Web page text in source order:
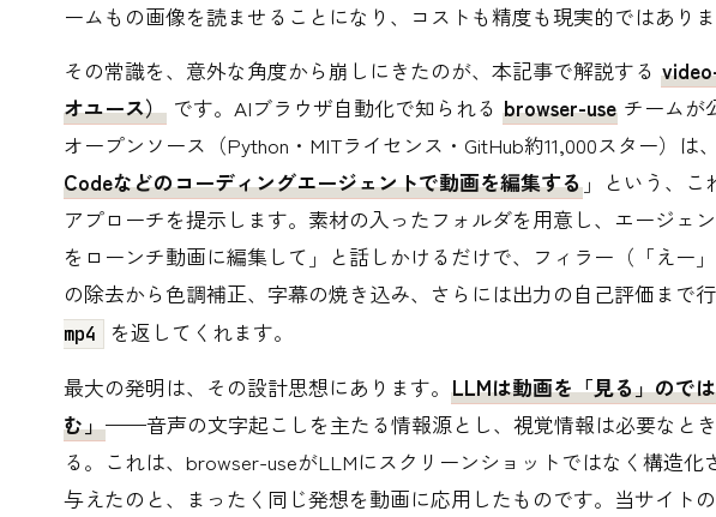
ームもの画像を読ませることになり、コストも精度も現実的ではありま
その常識を、意外な角度から崩しにきたのが、本記事で解説する
オユース） です。AIブラウザ自動化で知られる browser-use チームが
オープンソース（Python・MITライセンス・GitHub約11,000スター）は
Codeなどのコーディングエージェントで動画を編集する 」という、こ
アプローチを提示します。素材の入ったフォルダを用意し、エージェ
をローンチ動画に編集して」と話しかけるだけで、フィラー（「えー」
の除去から色調補正、字幕の焼き込み、さらには出力の自己評価まで行
mp4
を返してくれます。
最大の発明は、その設計思想にあります。 LLMは動画を「見る」ので
む」——音声の文字起こしを主たる情報源とし、視覚情報は必要なと
る。これは、browser-useがLLMにスクリーンショットではなく構造化
与えたのと、まったく同じ発想を動画に応用したものです。当サイト